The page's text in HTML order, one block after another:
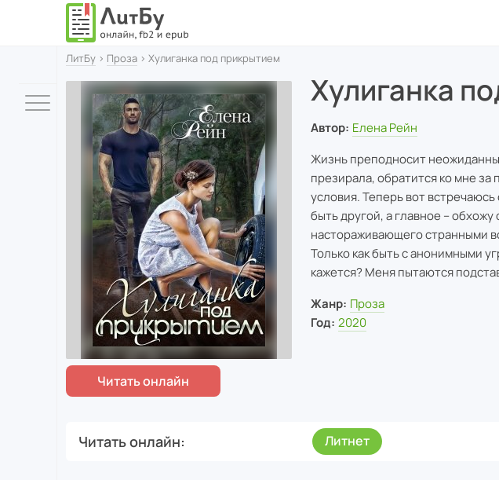
ЛитБу › Проза › Хулиганка под прикрытием
Хулиганка
Автор: Елена Рейн
Жизнь преподносит
презирала, обратится ко мне
условия. Теперь вот
быть другой, а главное –
настораживающего странными
Только как быть с анонимными
кажется? Меня пытаются
Жанр: Проза
Год: 2020
Читать онлайн Литнет